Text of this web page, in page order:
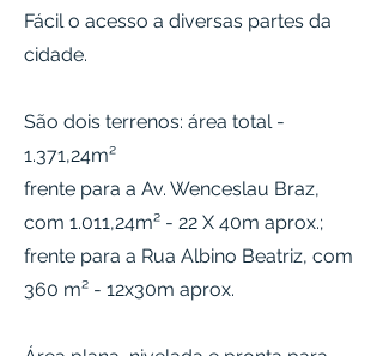
Fácil o acesso a diversas partes da
cidade.
São dois terrenos: área total -
1.371,24m²
frente para a Av. Wenceslau Braz,
com 1.011,24m² - 22 X 40m aprox.;
frente para a Rua Albino Beatriz, com
360 m² - 12x30m aprox.